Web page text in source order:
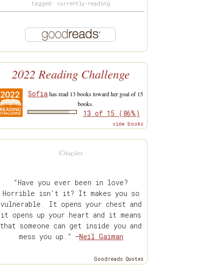
tagged: currently-reading
2022 Reading Challenge
Sofiahas read 13 books toward her goal of 15
books.
13 of 15 (86%)
view books
Citações
“Have you ever been in love?
Horrible isn't it? It makes you so
vulnerable. It opens your chest and
it opens up your heart and it means
that someone can get inside you and
mess you up.” —Neil Gaiman
Goodreads Quotes